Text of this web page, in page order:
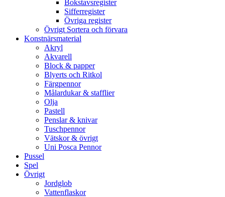
Bokstavsregister
Sifferregister
Övriga register
Övrigt Sortera och förvara
Konstnärsmaterial
Akryl
Akvarell
Block & papper
Blyerts och Ritkol
Färgpennor
Målardukar & stafflier
Olja
Pastell
Penslar & knivar
Tuschpennor
Vätskor & övrigt
Uni Posca Pennor
Pussel
Spel
Övrigt
Jordglob
Vattenflaskor